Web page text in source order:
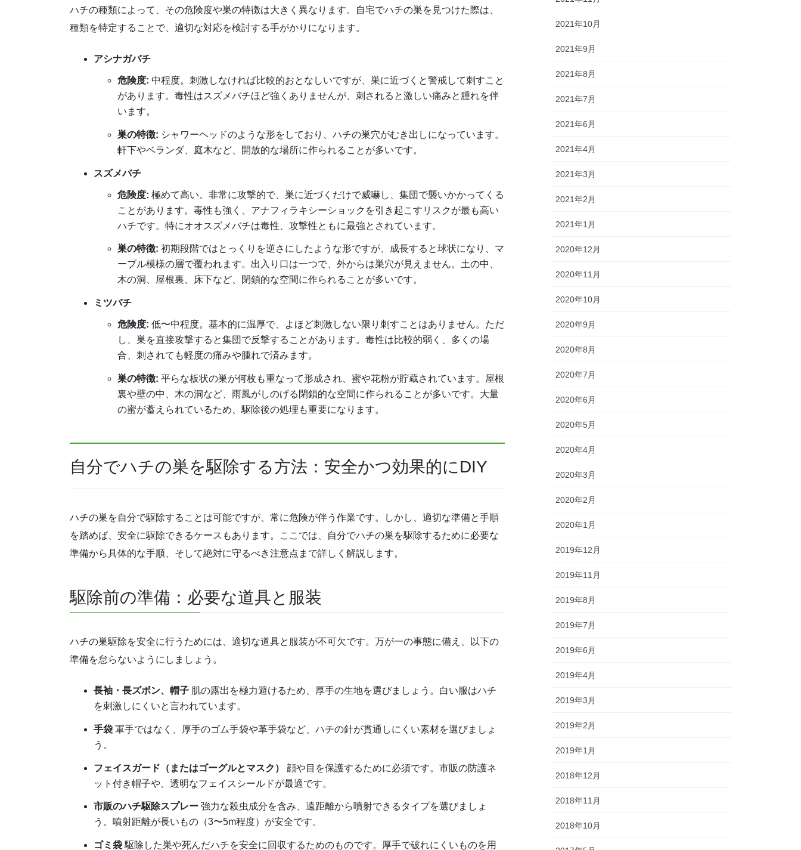
ハチの種類によって、その危険度や巣の特徴は大きく異なります。自宅でハチの巣を見つけた際は、
種類を特定することで、適切な対応を検討する手がかりになります。
アシナガバチ
危険度: 中程度。刺激しなければ比較的おとなしいですが、巣に近づくと警戒して刺すこと
があります。毒性はスズメバチほど強くありませんが、刺されると激しい痛みと腫れを伴
います。
巣の特徴: シャワーヘッドのような形をしており、ハチの巣穴がむき出しになっています。
軒下やベランダ、庭木など、開放的な場所に作られることが多いです。
スズメバチ
危険度: 極めて高い。非常に攻撃的で、巣に近づくだけで威嚇し、集団で襲いかかってくる
ことがあります。毒性も強く、アナフィラキシーショックを引き起こすリスクが最も高い
ハチです。特にオオスズメバチは毒性、攻撃性ともに最強とされています。
巣の特徴: 初期段階ではとっくりを逆さにしたような形ですが、成長すると球状になり、マ
ーブル模様の層で覆われます。出入り口は一つで、外からは巣穴が見えません。土の中、
木の洞、屋根裏、床下など、閉鎖的な空間に作られることが多いです。
ミツバチ
危険度: 低〜中程度。基本的に温厚で、よほど刺激しない限り刺すことはありません。ただ
し、巣を直接攻撃すると集団で反撃することがあります。毒性は比較的弱く、多くの場
合、刺されても軽度の痛みや腫れで済みます。
巣の特徴: 平らな板状の巣が何枚も重なって形成され、蜜や花粉が貯蔵されています。屋根
裏や壁の中、木の洞など、雨風がしのげる閉鎖的な空間に作られることが多いです。大量
の蜜が蓄えられているため、駆除後の処理も重要になります。
自分でハチの巣を駆除する方法：安全かつ効果的にDIY
ハチの巣を自分で駆除することは可能ですが、常に危険が伴う作業です。しかし、適切な準備と手順
を踏めば、安全に駆除できるケースもあります。ここでは、自分でハチの巣を駆除するために必要な
準備から具体的な手順、そして絶対に守るべき注意点まで詳しく解説します。
駆除前の準備：必要な道具と服装
ハチの巣駆除を安全に行うためには、適切な道具と服装が不可欠です。万が一の事態に備え、以下の
準備を怠らないようにしましょう。
長袖・長ズボン、帽子 肌の露出を極力避けるため、厚手の生地を選びましょう。白い服はハチ
を刺激しにくいと言われています。
手袋 軍手ではなく、厚手のゴム手袋や革手袋など、ハチの針が貫通しにくい素材を選びましょ
う。
フェイスガード（またはゴーグルとマスク）
顔や目を保護するために必須です。市販の防護ネ
ット付き帽子や、透明なフェイスシールドが最適です。
市販のハチ駆除スプレー 強力な殺虫成分を含み、遠距離から噴射できるタイプを選びましょ
う。噴射距離が長いもの（3〜5m程度）が安全です。
ゴミ袋 駆除した巣や死んだハチを安全に回収するためのものです。厚手で破れにくいものを用
2021年10月
2021年9月
2021年8月
2021年7月
2021年6月
2021年4月
2021年3月
2021年2月
2021年1月
2020年12月
2020年11月
2020年10月
2020年9月
2020年8月
2020年7月
2020年6月
2020年5月
2020年4月
2020年3月
2020年2月
2020年1月
2019年12月
2019年11月
2019年8月
2019年7月
2019年6月
2019年4月
2019年3月
2019年2月
2019年1月
2018年12月
2018年11月
2018年10月